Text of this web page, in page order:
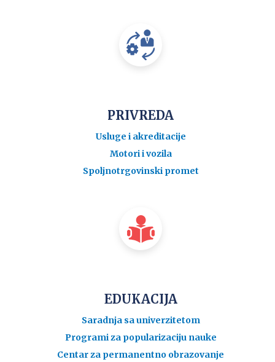
PRIVREDA
Usluge i akreditacije
Motori i vozila
Spoljnotrgovinski promet
EDUKACIJA
Saradnja sa univerzitetom
Programi za popularizaciju nauke
Centar za permanentno obrazovanje